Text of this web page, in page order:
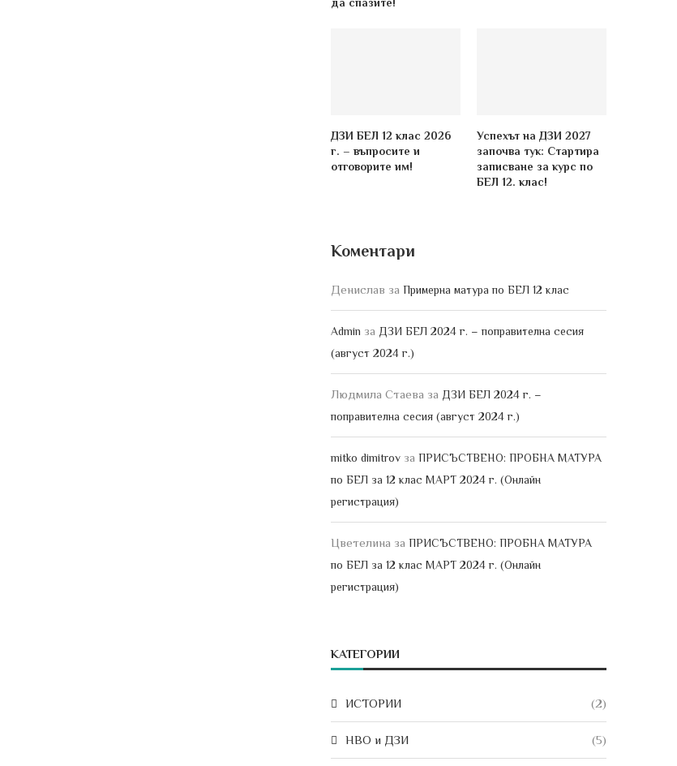
ДЗИ БЕЛ 12 клас 2026
г. – въпросите и
отговорите им!
Успехът на ДЗИ 2027
започва тук: Стартира
записване за курс по
БЕЛ 12. клас!
Коментари
Денислав за Примерна матура по БЕЛ 12 клас
Admin за ДЗИ БЕЛ 2024 г. – поправителна сесия
(август 2024 г.)
Людмила Стаева за ДЗИ БЕЛ 2024 г. –
поправителна сесия (август 2024 г.)
mitko dimitrov за ПРИСЪСТВЕНО: ПРОБНА МАТУРА
по БЕЛ за 12 клас МАРТ 2024 г. (Онлайн
регистрация)
Цветелина за ПРИСЪСТВЕНО: ПРОБНА МАТУРА
по БЕЛ за 12 клас МАРТ 2024 г. (Онлайн
регистрация)
КАТЕГОРИИ
ИСТОРИИ (2)
НВО и ДЗИ (5)